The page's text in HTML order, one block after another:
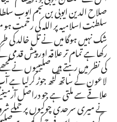
صلاح الدین ایوبی بن نجم ایوب
سلطنت اسلامیہ پر اللہ کی رحمت
شک نہیں ہوگا میں نے تل خالد
رکھا ہے تمام تر علاقہ اور پیش
کی نظر میں رہتے ہیں صلیبیوں نے
لاعون کے ساتھ گٹھ جوڑ کرلیا
علاقے سے ملتی ہے جو دراصل
نے میری سرحدی چوکیوں پر حملے